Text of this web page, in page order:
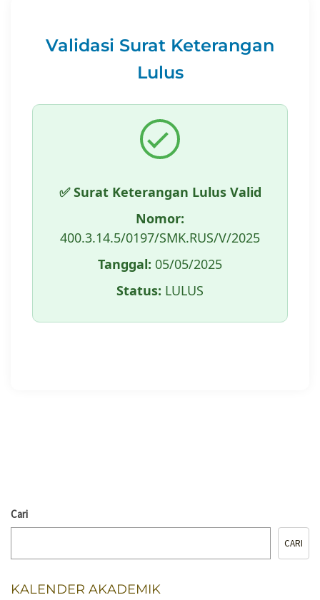
Validasi Surat Keterangan
Lulus
✅ Surat Keterangan Lulus Valid
Nomor:
400.3.14.5/0197/SMK.RUS/V/2025
Tanggal: 05/05/2025
Status: LULUS
Cari
CARI
KALENDER AKADEMIK